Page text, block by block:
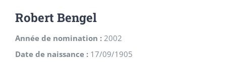
Robert Bengel
Année de nomination : 2002
Date de naissance : 17/09/1905